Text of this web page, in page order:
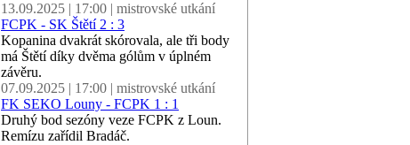
13.09.2025 | 17:00 | mistrovské utkání
FCPK - SK Štětí 2 : 3
Kopanina dvakrát skórovala, ale tři body
má Štětí díky dvěma gólům v úplném
závěru.
07.09.2025 | 17:00 | mistrovské utkání
FK SEKO Louny - FCPK 1 : 1
Druhý bod sezóny veze FCPK z Loun.
Remízu zařídil Bradáč.